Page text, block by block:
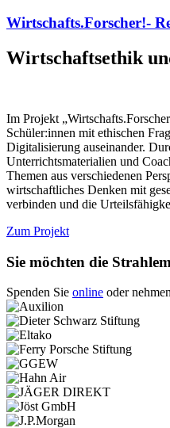
Wirtschafts.Forscher!-
Wirtschaftsethik
Im Projekt
Schüler:innen mit ethischen
Digitalisierung auseinander.
Unterrichtsmaterialien und
Themen aus verschiedenen
wirtschaftliches Denken mit
verbinden und die
Zum Projekt
Sie möchten die
Spenden Sie online oder